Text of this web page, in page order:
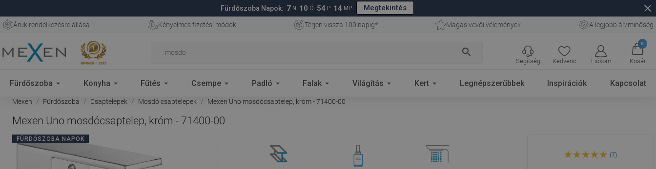
Fürdőszoba Napok: 7 N 10 Ó 54 P 13 MP Megtekintés close
Áruk rendelkezésre állása Kényelmes fizetési módok Térjen vissza 100 napig* Magas vevői vélemények A legjobb ár/minőség
search
Kedvenc Fiókom
0
Kosár
Segítség
Fürdőszoba Konyha Fűtés Csempe Padló Falak Világítás Kert Legnépszerűbbek Inspirációk Kapcsolat
Mexen Fürdőszoba Csaptelepek Mosdó csaptelepek Mexen Uno mosdócsaptelep, króm - 71400-00
Mexen Uno mosdócsaptelep, króm - 71400-00
FÜRDŐSZOBA NAPOK
Mexen Uno mosdócsaptelep,
króm - 71400-00
(7)